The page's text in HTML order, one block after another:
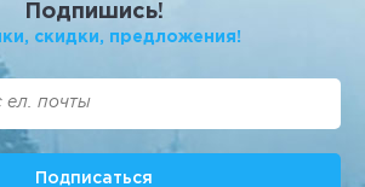
Подпишись!
cкидки, предложения!
Подписаться